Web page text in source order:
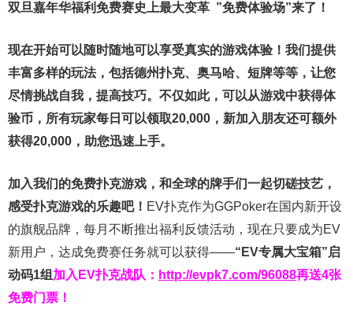
双旦嘉年华福利免费赛史上最大变革 ”免费体验场”来了！
现在开始可以随时随地可以享受真实的游戏体验！我们提供
丰富多样的玩法，包括德州扑克、奥马哈、短牌等等，让您
尽情挑战自我，提高技巧。不仅如此， 可以从游戏中获得体
验币，所有玩家每日可以领取20,000，新加入朋友还可额外
获得20,000，助您迅速上手。
加入我们的免费扑克游戏，和全球的牌手们一起切磋技艺，
感受扑克游戏的乐趣吧！ EV扑克作为GGPoker在国内新开设
的旗舰品牌，每月不断推出福利反馈活动，现在只要成为EV
新用户，达成免费赛任务就可以获得——“EV专属大宝箱”启
动码1组 加入EV扑克战队： http://evpk7.com/96088再送4张
免费门票！